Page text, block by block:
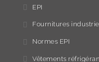
EPI
Fournitures
Normes EPI
Vêtements